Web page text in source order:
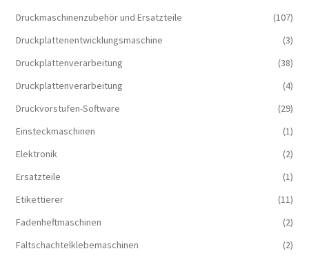
Druckmaschinenzubehör und Ersatzteile
(107)
Druckplattenentwicklungsmaschine
(3)
Druckplattenverarbeitung
(38)
Druckplattenverarbeitung
(4)
Druckvorstufen-Software
(29)
Einsteckmaschinen
(1)
Elektronik
(2)
Ersatzteile
(1)
Etikettierer
(11)
Fadenheftmaschinen
(2)
Faltschachtelklebemaschinen
(2)